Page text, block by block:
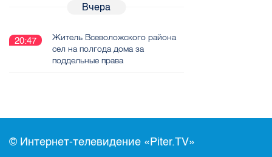
Вчера
20:47
Житель Всеволожского района
сел на полгода дома за
поддельные права
© Интернет-телевидение «Piter.TV»